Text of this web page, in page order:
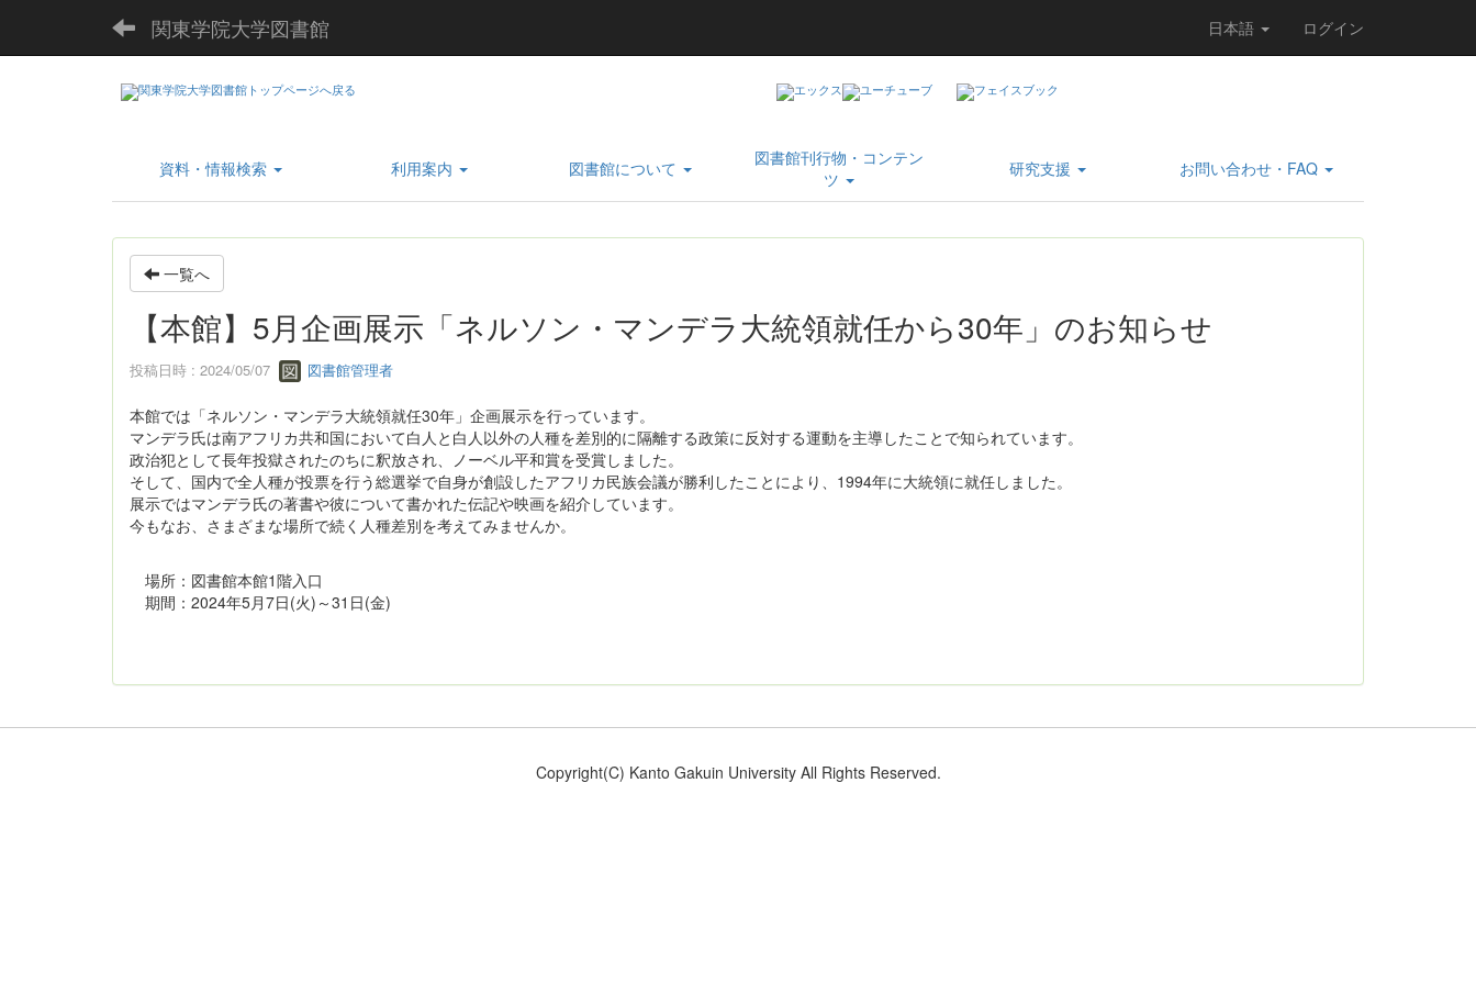
関東学院大学図書館 日本語 ログイン
資料・情報検索 利用案内 図書館について
図書館刊行物・コンテン
ツ
研究支援 お問い合わせ・FAQ
一覧へ
【本館】5月企画展示「ネルソン・マンデラ大統領就任から30年」のお知らせ
投稿日時 : 2024/05/07 図書館管理者
本館では「ネルソン・マンデラ大統領就任30年」企画展示を行っています。
マンデラ氏は南アフリカ共和国において白人と白人以外の人種を差別的に隔離する政策に反対する運動を主導したことで知られています。
政治犯として長年投獄されたのちに釈放され、ノーベル平和賞を受賞しました。
そして、国内で全人種が投票を行う総選挙で自身が創設したアフリカ民族会議が勝利したことにより、1994年に大統領に就任しました。
展示ではマンデラ氏の著書や彼について書かれた伝記や映画を紹介しています。
今もなお、さまざまな場所で続く人種差別を考えてみませんか。
場所：図書館本館1階入口
期間：2024年5月7日(火)～31日(金)
Copyright(C) Kanto Gakuin University All Rights Reserved.